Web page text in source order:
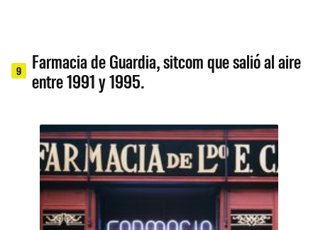
9
Farmacia de Guardia, sitcom que salió al aire
entre 1991 y 1995.